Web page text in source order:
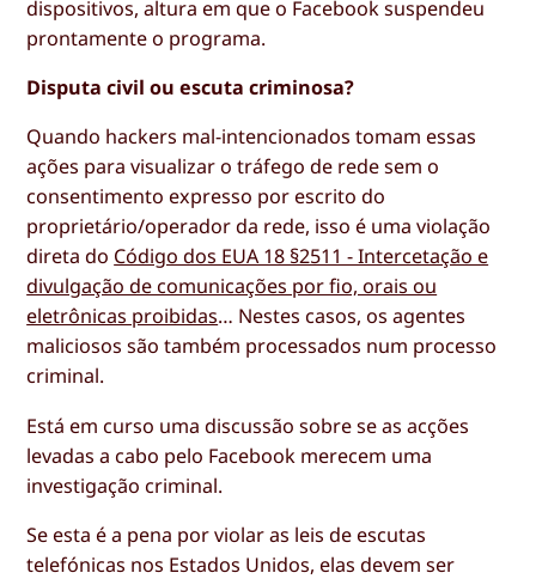
dispositivos, altura em que o Facebook suspendeu
prontamente o programa.
Disputa civil ou escuta criminosa?
Quando hackers mal-intencionados tomam essas
ações para visualizar o tráfego de rede sem o
consentimento expresso por escrito do
proprietário/operador da rede, isso é uma violação
direta do Código dos EUA 18 §2511 - Intercetação e
divulgação de comunicações por fio, orais ou
eletrônicas proibidas… Nestes casos, os agentes
maliciosos são também processados num processo
criminal.
Está em curso uma discussão sobre se as acções
levadas a cabo pelo Facebook merecem uma
investigação criminal.
Se esta é a pena por violar as leis de escutas
telefónicas nos Estados Unidos, elas devem ser